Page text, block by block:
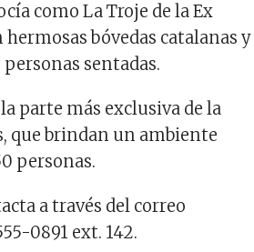
como La Troje de la Ex
bóvedas catalanas y
sentadas.
parte más exclusiva de la
que brindan un ambiente
personas.
a través del correo
0891 ext. 142.